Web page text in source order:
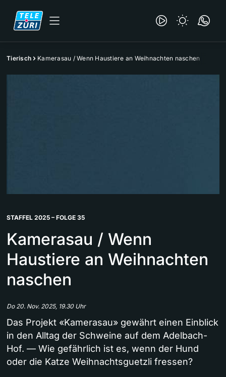
Tierisch Kamerasau / Wenn Haustiere an Weihnachten naschen
STAFFEL 2025 – FOLGE 35
Kamerasau / Wenn
Haustiere an Weihnachten
naschen
Do 20. Nov. 2025, 19.30 Uhr
Das Projekt «Kamerasau» gewährt einen Einblick
in den Alltag der Schweine auf dem Adelbach-
Hof. — Wie gefährlich ist es, wenn der Hund
oder die Katze Weihnachtsguetzli fressen?